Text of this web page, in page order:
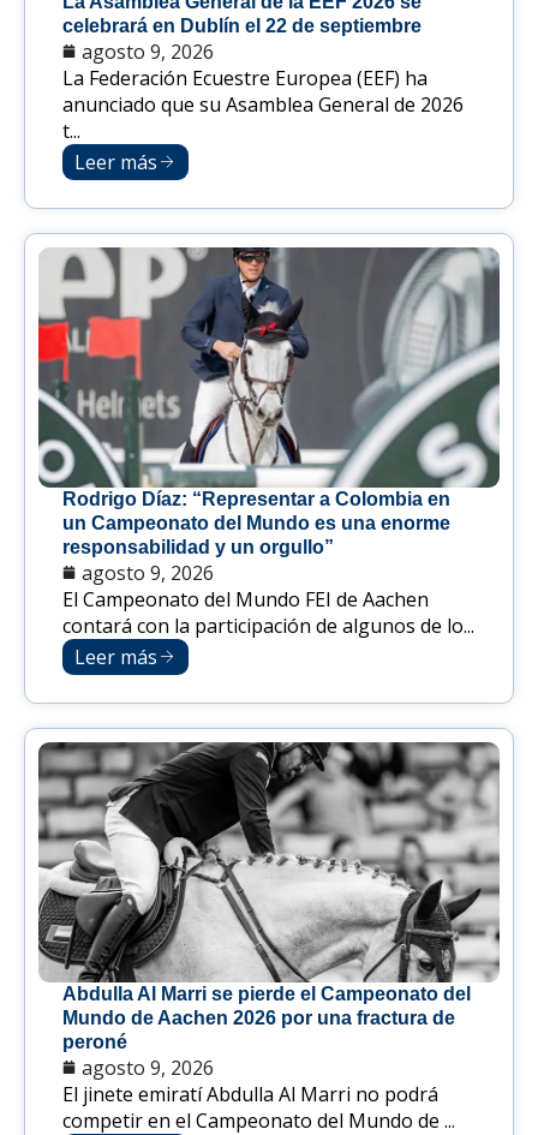
celebrará en Dublín el 22 de septiembre
agosto 9, 2026
La Federación Ecuestre Europea (EEF) ha
anunciado que su Asamblea General de 2026
t...
Leer más
Rodrigo Díaz: “Representar a Colombia en
un Campeonato del Mundo es una enorme
responsabilidad y un orgullo”
agosto 9, 2026
El Campeonato del Mundo FEI de Aachen
contará con la participación de algunos de lo...
Leer más
Abdulla Al Marri se pierde el Campeonato del
Mundo de Aachen 2026 por una fractura de
peroné
agosto 9, 2026
El jinete emiratí Abdulla Al Marri no podrá
competir en el Campeonato del Mundo de ...